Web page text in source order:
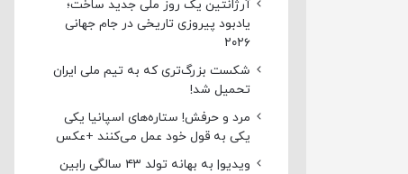
آرژانتین یک روز ملی جدید ساخت؛
یادبود پیروزی تاریخی در جام جهانی
۲۰۲۶
شکست بزرگ‌تری که به تیم ملی ایران
تحمیل شد!
مرد و حرفش! ستاره‌های اسپانیا یکی
یکی به قول خود عمل می‌کنند +عکس
ویدیو| به بهانه تولد ۴۳ سالگی رابین